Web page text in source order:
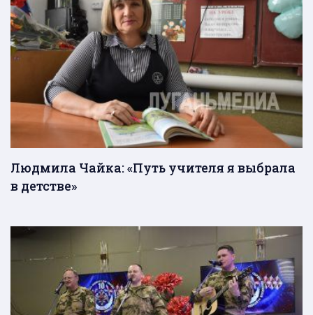
Людмила Чайка: «Путь учителя я выбрала
в детстве»